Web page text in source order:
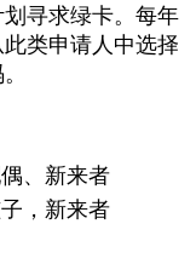
寻求绿卡。每年
类申请人中选择
、新来者
，新来者